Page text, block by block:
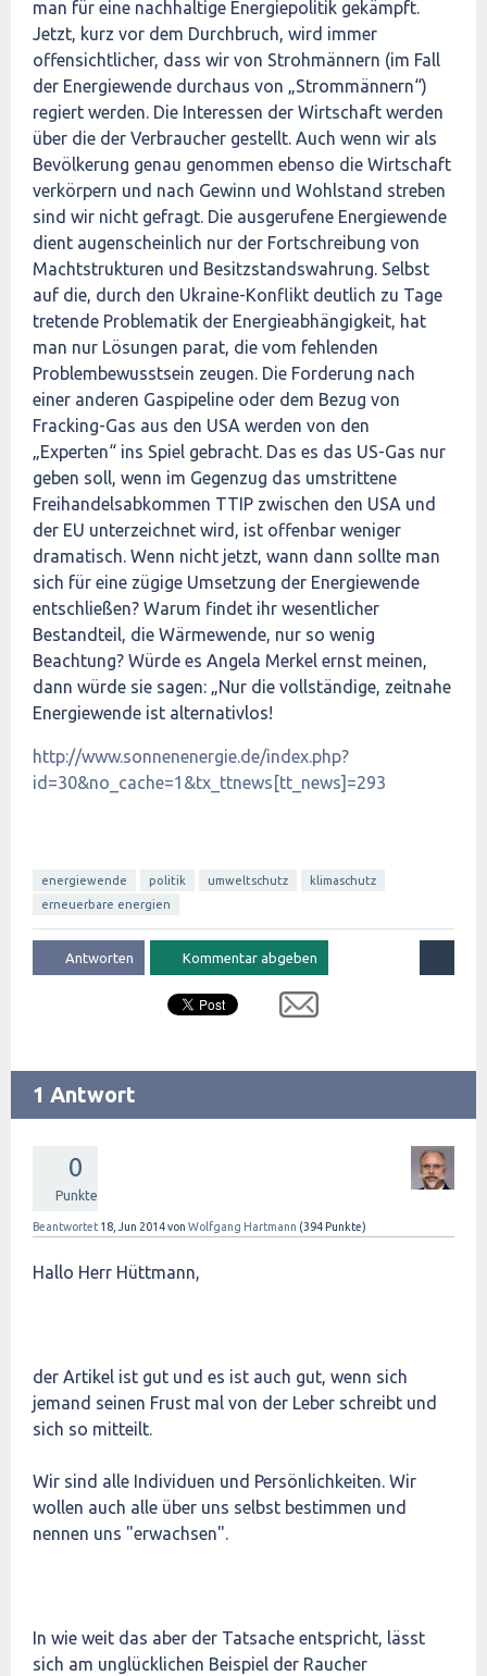
man für eine nachhaltige Energiepolitik gekämpft.
Jetzt, kurz vor dem Durchbruch, wird immer
offensichtlicher, dass wir von Strohmännern (im Fall
der Energiewende durchaus von „Strommännern“)
regiert werden. Die Interessen der Wirtschaft werden
über die der Verbraucher gestellt. Auch wenn wir als
Bevölkerung genau genommen ebenso die Wirtschaft
verkörpern und nach Gewinn und Wohlstand streben
sind wir nicht gefragt. Die ausgerufene Energiewende
dient augenscheinlich nur der Fortschreibung von
Machtstrukturen und Besitzstandswahrung. Selbst
auf die, durch den Ukraine-Konflikt deutlich zu Tage
tretende Problematik der Energieabhängigkeit, hat
man nur Lösungen parat, die vom fehlenden
Problembewusstsein zeugen. Die Forderung nach
einer anderen Gaspipeline oder dem Bezug von
Fracking-Gas aus den USA werden von den
„Experten“ ins Spiel gebracht. Das es das US-Gas nur
geben soll, wenn im Gegenzug das umstrittene
Freihandelsabkommen TTIP zwischen den USA und
der EU unterzeichnet wird, ist offenbar weniger
dramatisch. Wenn nicht jetzt, wann dann sollte man
sich für eine zügige Umsetzung der Energiewende
entschließen? Warum findet ihr wesentlicher
Bestandteil, die Wärmewende, nur so wenig
Beachtung? Würde es Angela Merkel ernst meinen,
dann würde sie sagen: „Nur die vollständige, zeitnahe
Energiewende ist alternativlos!
http://www.sonnenenergie.de/index.php?
id=30&no_cache=1&tx_ttnews[tt_news]=293
energiewende politik umweltschutz
klimaschutz
erneuerbare energien
1 Antwort
0
Punkte
Beantwortet 18, Jun 2014von Wolfgang Hartmann (394 Punkte)
Hallo Herr Hüttmann,
der Artikel ist gut und es ist auch gut, wenn sich
jemand seinen Frust mal von der Leber schreibt und
sich so mitteilt.
Wir sind alle Individuen und Persönlichkeiten. Wir
wollen auch alle über uns selbst bestimmen und
nennen uns "erwachsen".
In wie weit das aber der Tatsache entspricht, lässt
sich am unglücklichen Beispiel der Raucher